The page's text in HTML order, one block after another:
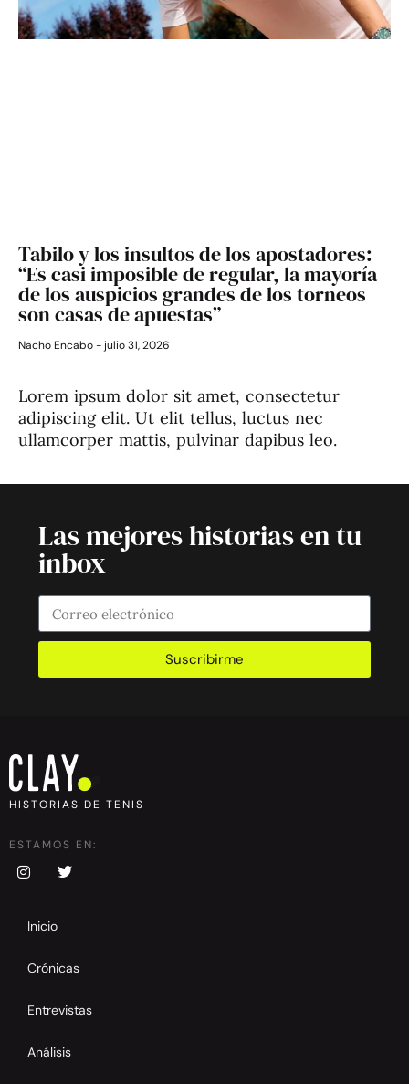
Tabilo y los insultos de los apostadores:
“Es casi imposible de regular, la mayoría
de los auspicios grandes de los torneos
son casas de apuestas”
Nacho Encabo julio 31, 2026
Lorem ipsum dolor sit amet, consectetur
adipiscing elit. Ut elit tellus, luctus nec
ullamcorper mattis, pulvinar dapibus leo.
Las mejores historias en tu
inbox
Suscribirme
HISTORIAS DE TENIS
ESTAMOS EN:
Inicio
Crónicas
Entrevistas
Análisis